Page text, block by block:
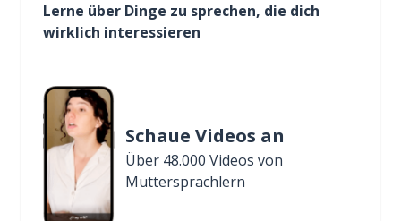
Lerne über Dinge zu sprechen, die dich
wirklich interessieren
Schaue Videos an
Über 48.000 Videos von
Muttersprachlern